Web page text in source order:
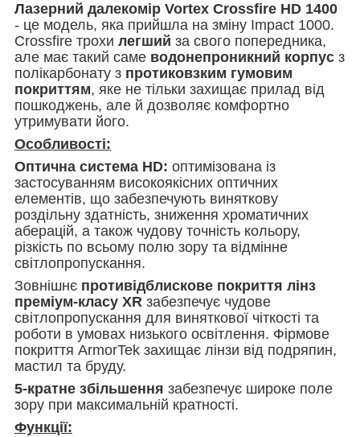
Лазерний далекомір Vortex Crossfire HD 1400
- це модель, яка прийшла на зміну Impact 1000.
Crossfire трохи легший за свого попередника,
але має такий саме водонепроникний корпус з
полікарбонату з протиковзким гумовим
покриттям, яке не тільки захищає прилад від
пошкоджень, але й дозволяє комфортно
утримувати його.
Особливості:
Оптична система HD: оптимізована із
застосуванням високоякісних оптичних
елементів, що забезпечують виняткову
роздільну здатність, зниження хроматичних
аберацій, а також чудову точність кольору,
різкість по всьому полю зору та відмінне
світлопропускання.
Зовнішнє противідблискове покриття лінз
преміум-класу XR забезпечує чудове
світлопропускання для виняткової чіткості та
роботи в умовах низького освітлення. Фірмове
покриття ArmorTek захищає лінзи від подряпин,
мастил та бруду.
5-кратне збільшення забезпечує широке поле
зору при максимальній кратності.
Функції: